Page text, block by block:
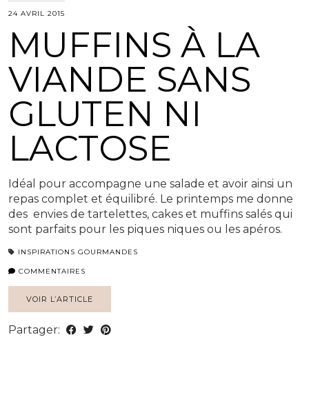
24 AVRIL 2015
MUFFINS À LA
VIANDE SANS
GLUTEN NI
LACTOSE
Idéal pour accompagne une salade et avoir ainsi un
repas complet et équilibré. Le printemps me donne
des envies de tartelettes, cakes et muffins salés qui
sont parfaits pour les piques niques ou les apéros.
INSPIRATIONS GOURMANDES
COMMENTAIRES
VOIR L’ARTICLE
Partager: